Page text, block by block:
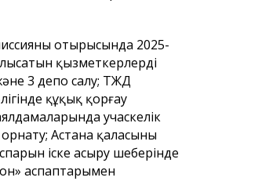
отырысында 2025-
қызметкерлерді
3 депо салу; ТЖД
құқық қорғау
учаскелік
Астана қаласының
іске асыру шеңберінде
аспаптарымен